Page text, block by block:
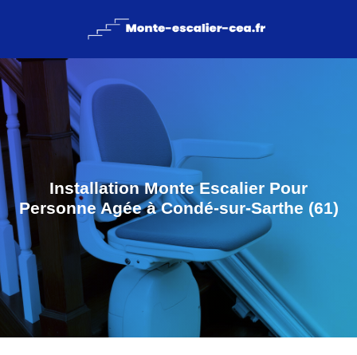
Installation Monte Escalier Pour
Personne Agée à Condé-sur-Sarthe (61)